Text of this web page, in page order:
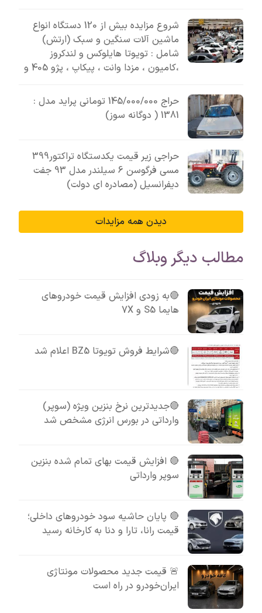
شروع مزایده بیش از 120 دستگاه انواع
ماشین آلات سنگین و سبک (ارتش)
شامل : تویوتا هایلوکس و لندکروز
،کامیون ، مزدا وانت ، پیکاپ ، پژو 405 و
حراج 145/000/000 تومانی پراید مدل :
1381 ( دوگانه سوز)
حراجی زیر قیمت یکدستگاه تراکتور399
مسی فرگوسن 6 سیلندر مدل 93 جفت
دیفرانسیل (مصادره ای دولت)
دیدن همه مزایدات
مطالب دیگر وبلاگ
🔴به زودی افزایش قیمت خودروهای
هایما S5 و 7X
🔴شرایط فروش تویوتا BZ5 اعلام شد
🔴جدیدترین نرخ بنزین ویژه (سوپر)
وارداتی در بورس انرژی مشخص شد
🔴 افزایش قیمت بهای تمام شده بنزین
سوپر وارداتی
🔴 پایان حاشیه سود خودروهای داخلی؛
قیمت رانا، تارا و دنا به کارخانه رسید
🚨 قیمت جدید محصولات مونتاژی
ایران‌خودرو در راه است